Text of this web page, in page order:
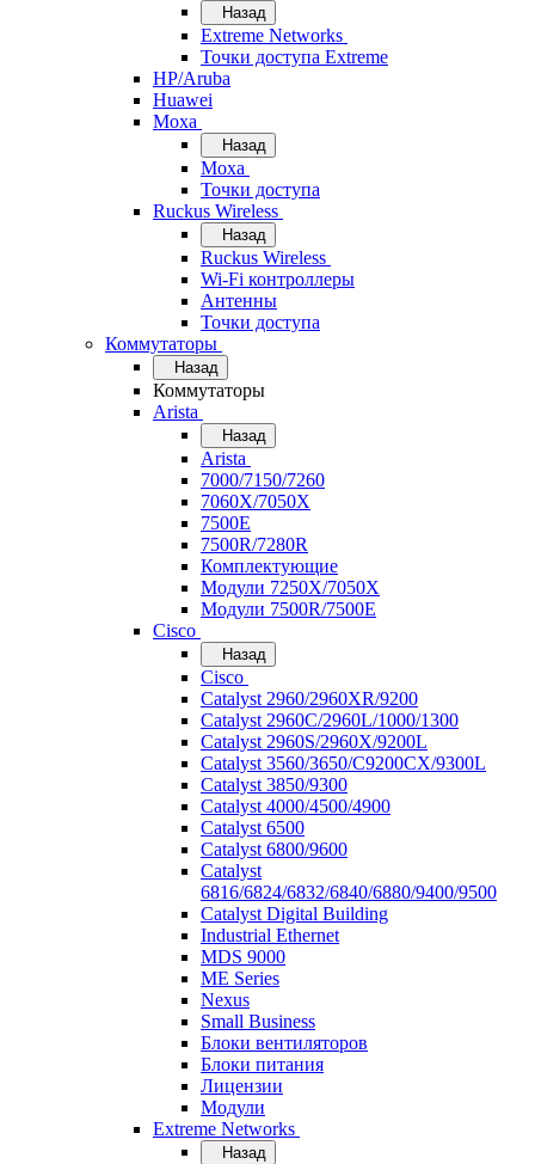
Назад
Extreme Networks
Точки доступа Extreme
HP/Aruba
Huawei
Moxa
Назад
Moxa
Точки доступа
Ruckus Wireless
Назад
Ruckus Wireless
Wi-Fi контроллеры
Антенны
Точки доступа
Коммутаторы
Назад
Коммутаторы
Arista
Назад
Arista
7000/7150/7260
7060X/7050X
7500E
7500R/7280R
Комплектующие
Модули 7250X/7050X
Модули 7500R/7500E
Cisco
Назад
Cisco
Catalyst 2960/2960XR/9200
Catalyst 2960C/2960L/1000/1300
Catalyst 2960S/2960X/9200L
Catalyst 3560/3650/C9200CX/9300L
Catalyst 3850/9300
Catalyst 4000/4500/4900
Catalyst 6500
Catalyst 6800/9600
Catalyst
6816/6824/6832/6840/6880/9400/9500
Catalyst Digital Building
Industrial Ethernet
MDS 9000
ME Series
Nexus
Small Business
Блоки вентиляторов
Блоки питания
Лицензии
Модули
Extreme Networks
Назад